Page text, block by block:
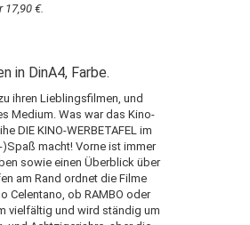
€.
in DinA4, Farbe.
ihren Lieblingsfilmen, und
Medium. Was war das Kino-
DIE KINO-WERBETAFEL im
macht! Vorne ist immer
sowie einen Überblick über
am Rand ordnet die Filme
Celentano, ob RAMBO oder
vielfältig und wird ständig um